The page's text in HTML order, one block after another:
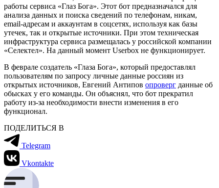
работы сервиса «Глаз Бога». Этот бот предназначался для
анализа данных и поиска сведений по телефонам, никам,
email-адресам и аккаунтам в соцсетях, используя как базы
утечек, так и открытые источники. При этом техническая
инфраструктура сервиса размещалась у российской компании
«Селектел». На данный момент Userbox не функционирует.
В феврале создатель «Глаза Бога», который предоставлял
пользователям по запросу личные данные россиян из
открытых источников, Евгений Антипов опроверг данные об
обысках у его команды. Он объяснял, что бот прекратил
работу из-за необходимости внести изменения в его
функционал.
ПОДЕЛИТЬСЯ В
Telegram
Vkontakte